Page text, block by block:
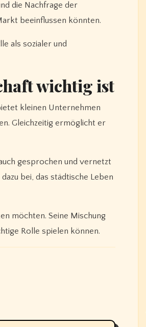
die Nachfrage der
beeinflussen könnten.
als sozialer und
wichtig ist
kleinen Unternehmen
Gleichzeitig ermöglicht er
gesprochen und vernetzt
bei, das städtische Leben
möchten. Seine Mischung
Rolle spielen können.